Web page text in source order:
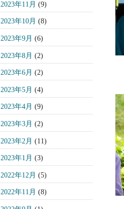
2023年11月 (9)
2023年10月 (8)
2023年9月 (6)
2023年8月 (2)
2023年6月 (2)
2023年5月 (4)
2023年4月 (9)
2023年3月 (2)
2023年2月 (11)
2023年1月 (3)
2022年12月 (5)
2022年11月 (8)